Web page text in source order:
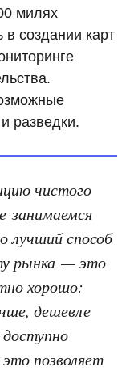
милях
в создании карт
разведки.
чистого
занимаемся
способ
рынка — это
хорошо:
дешевле
позволяет